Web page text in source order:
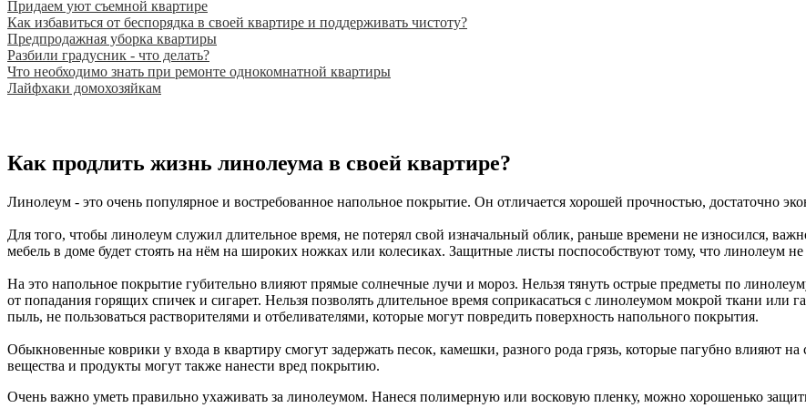
Придаем уют съемной квартире
Как избавиться от беспорядка в своей квартире и поддерживать чистоту?
Предпродажная уборка квартиры
Разбили градусник - что делать?
Что необходимо знать при ремонте однокомнатной квартиры
Лайфхаки домохозяйкам
Как продлить жизнь линолеума в своей квартире?
Линолеум - это очень популярное и востребованное напольное покрытие. Он отличается хорошей прочностью, достаточно
Для того, чтобы линолеум служил длительное время, не потерял свой изначальный облик, раньше времени не износился,
мебель в доме будет стоять на нём на широких ножках или колесиках. Защитные листы поспособствуют тому, что линолеум не
На это напольное покрытие губительно влияют прямые солнечные лучи и мороз. Нельзя тянуть острые предметы по
от попадания горящих спичек и сигарет. Нельзя позволять длительное время соприкасаться с линолеумом мокрой ткани или
пыль, не пользоваться растворителями и отбеливателями, которые могут повредить поверхность напольного покрытия.
Обыкновенные коврики у входа в квартиру смогут задержать песок, камешки, разного рода грязь, которые пагубно влияют
вещества и продукты могут также нанести вред покрытию.
Очень важно уметь правильно ухаживать за линолеумом. Нанеся полимерную или восковую пленку, можно хорошенько